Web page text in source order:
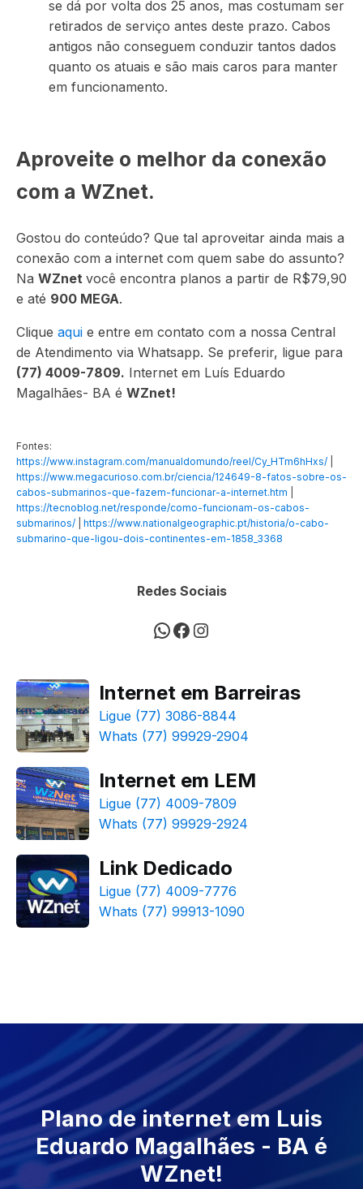
se dá por volta dos 25 anos, mas costumam ser
retirados de serviço antes deste prazo. Cabos
antigos não conseguem conduzir tantos dados
quanto os atuais e são mais caros para manter
em funcionamento.
Aproveite o melhor da conexão
com a WZnet.
Gostou do conteúdo? Que tal aproveitar ainda mais a
conexão com a internet com quem sabe do assunto?
Na WZnet você encontra planos a partir de R$79,90
e até 900 MEGA.
Clique aqui e entre em contato com a nossa Central
de Atendimento via Whatsapp. Se preferir, ligue para
(77) 4009-7809. Internet em Luís Eduardo
Magalhães- BA é WZnet!
Fontes:
https://www.instagram.com/manualdomundo/reel/Cy_HTm6hHxs/
https://www.megacurioso.com.br/ciencia/124649-8-fatos-sobre-os-
cabos-submarinos-que-fazem-funcionar-a-internet.htm
https://tecnoblog.net/responde/como-funcionam-os-cabos-
submarinos/
https://www.nationalgeographic.pt/historia/o-cabo-
submarino-que-ligou-dois-continentes-em-1858_3368
Redes Sociais
WhatsApp
Facebook
Instagram
Internet em Barreiras
Ligue (77) 3086-8844
Whats (77) 99929-2904
Internet em LEM
Ligue (77) 4009-7809
Whats (77) 99929-2924
Link Dedicado
Ligue (77) 4009-7776
Whats (77) 99913-1090
Plano de internet em Luis
Eduardo Magalhães - BA é
WZnet!